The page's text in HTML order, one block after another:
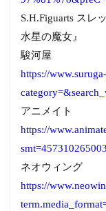
S.H.Figuarts スレ
水星の魔女』
駿河屋
https://
アニメイト
https://
ネオウィング
https://